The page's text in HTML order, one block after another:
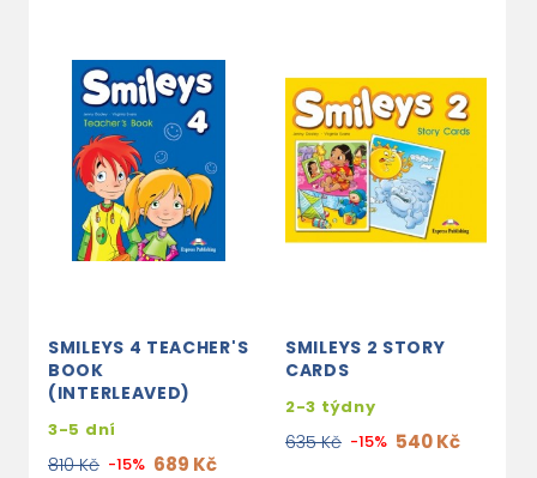
SMILEYS 4 TEACHER'S
BOOK
(INTERLEAVED)
3-5 dní
810 Kč -15% 689 Kč
SMILEYS 2 STORY
CARDS
2-3 týdny
635 Kč -15% 540 Kč